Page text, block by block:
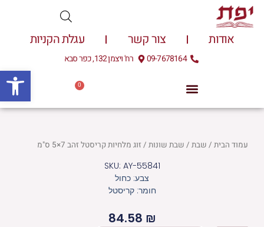
דילוג
לתוכן
אודות צור קשר עגלת הקניות
09-7678164 רח' ויצמן 132, כפר סבא
0
עגלת
עמוד הבית/ שבת/ שבת שונות/ זוג מלחיות קריסטל זהב 7×5 ס"מ
SKU: AY-55841
צבע: כחול
חומר: קריסטל
84.58 ₪